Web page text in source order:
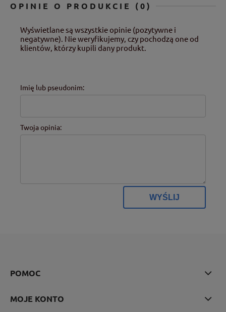
OPINIE O PRODUKCIE (0)
Wyświetlane są wszystkie opinie (pozytywne i
negatywne). Nie weryfikujemy, czy pochodzą one od
klientów, którzy kupili dany produkt.
Imię lub pseudonim:
Twoja opinia:
WYŚLIJ
POMOC
MOJE KONTO